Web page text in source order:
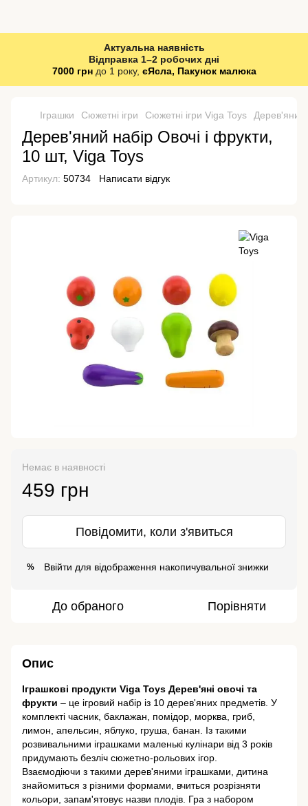
Актуальна наявність
Відправка 1–2 робочих дні
7000 грндо 1 року, єЯсла, Пакунок малюка
Іграшки Сюжетні ігри Сюжетні ігри Viga Toys Дерев'яний
Дерев'яний набір Овочі і фрукти,
10 шт, Viga Toys
Артикул: 50734 Написати відгук
Немає в наявності
459 грн
Повідомити, коли з'явиться
% Ввійти для відображення накопичувальної знижки
До обраного Порівняти
Опис
Іграшкові продукти Viga Toys Дерев'яні овочі та
фрукти – це ігровий набір із 10 дерев'яних предметів. У
комплекті часник, баклажан, помідор, морква, гриб,
лимон, апельсин, яблуко, груша, банан. Із такими
розвивальними іграшками маленькі кулінари від 3 років
придумають безліч сюжетно-рольових ігор.
Взаємодіючи з такими дерев'яними іграшками, дитина
знайомиться з різними формами, вчиться розрізняти
кольори, запам'ятовує назви плодів. Гра з набором